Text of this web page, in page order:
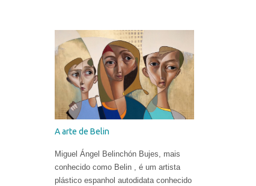
"In the Hall of the Mountain King" de
Edvard Grieg .
A arte de Belin
Miguel Ángel Belinchón Bujes, mais
conhecido como Belin , é um artista
plástico espanhol autodidata conhecido